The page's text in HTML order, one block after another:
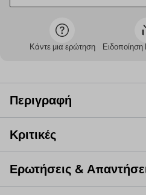
Κάντε μια ερώτηση
Περιγραφή
Κριτικές
Ερωτήσεις &